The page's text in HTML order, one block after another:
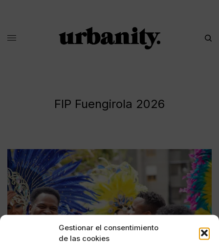
Gestionar el consentimiento
de las cookies
FIP Fuengirola 2026